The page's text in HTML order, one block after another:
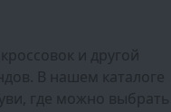
и другой
В нашем каталоге
где можно выбрать